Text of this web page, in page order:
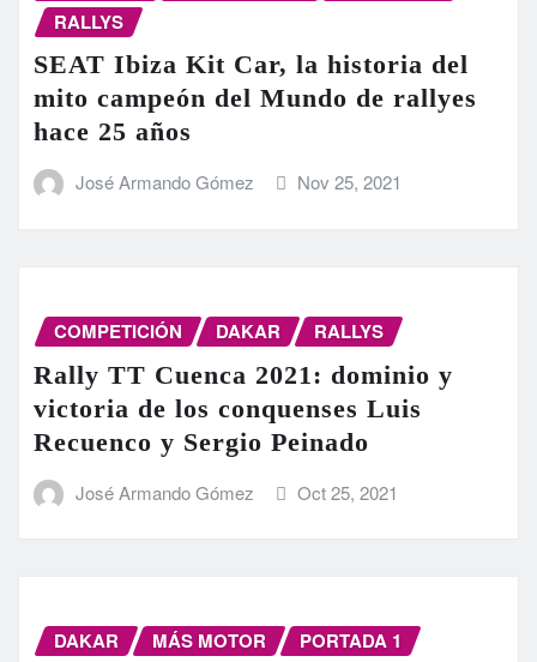
RALLYS
SEAT Ibiza Kit Car, la historia del
mito campeón del Mundo de rallyes
hace 25 años
José Armando Gómez Nov 25, 2021
COMPETICIÓN DAKAR RALLYS
Rally TT Cuenca 2021: dominio y
victoria de los conquenses Luis
Recuenco y Sergio Peinado
José Armando Gómez Oct 25, 2021
DAKAR MÁS MOTOR
PORTADA 1